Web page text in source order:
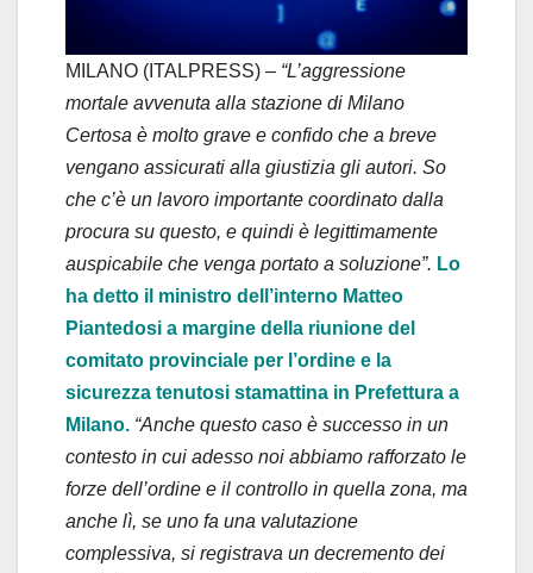
l
a
y
V
i
d
e
o
MILANO (ITALPRESS) – “L’aggressione
mortale avvenuta alla stazione di Milano
Certosa è molto grave e confido che a breve
vengano assicurati alla giustizia gli autori. So
che c’è un lavoro importante coordinato dalla
procura su questo, e quindi è legittimamente
auspicabile che venga portato a soluzione”. Lo
ha detto il ministro dell’interno Matteo
Piantedosi a margine della riunione del
comitato provinciale per l’ordine e la
sicurezza tenutosi stamattina in Prefettura a
Milano. “Anche questo caso è successo in un
contesto in cui adesso noi abbiamo rafforzato le
forze dell’ordine e il controllo in quella zona, ma
anche lì, se uno fa una valutazione
complessiva, si registrava un decremento dei